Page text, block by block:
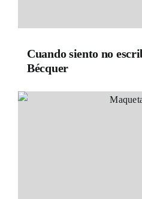
Cuando siento no
Bécquer